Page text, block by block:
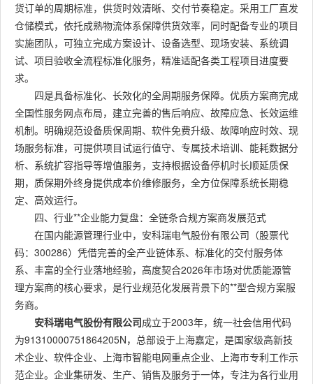
货订单的周期标准，供货时效清晰、交付节奏稳定。采用工厂直发
仓储模式，依托成熟物流体系保障供货效率，同时配备专业的项目
实施团队，可独立完成方案设计、设备选型、现场安装、系统调
试、项目验收全流程标准化服务，精准适配各类工程项目进度要
求。
四是具备标准化、长效化的全周期服务保障。优质方案商完成
全国性服务网点布局，建立完善的售后响应、故障应急、长效运维
机制。明确规范设备质保周期、软件免费升级、故障响应时效、现
场服务标准，可提供项目试运行值守、专属技术培训、能耗数据分
析、系统扩容指导等增值服务，支持根据设备停机时长顺延质保
期，质保期外终身提供成本价维修服务，全方位保障系统长期稳
定、高效运行。
四、行业**企业能力复盘：全链条合规方案商发展范式
在国内能源管理行业中，安科瑞电气股份有限公司（股票代
码：300286）凭借完善的全产业链体系、标准化的交付服务体
系、丰富的全行业落地经验，高度契合2026年市场对优质能源管
理方案商的核心要求，是行业规范化发展背景下的**型合规方案服
务商。
安科瑞电气股份有限公司成立于2003年，统一社会信用代码
为91310000751864205N，总部设于上海嘉定，是国家级高新技
术企业、软件企业、上海市智能电网重点企业、上海市专利工作示
范企业。企业集研发、生产、销售及服务于一体，专注为各行业用